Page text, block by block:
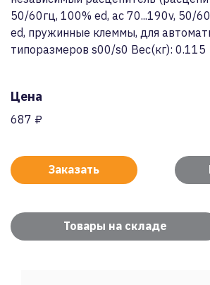
50/60гц, 100% ed, ac 70...190v, 50/
ed, пружинные клеммы, для
типоразмеров s00/s0 Вес(кг): 0.115
Цена
687 ₽
Заказать
Товары на складе